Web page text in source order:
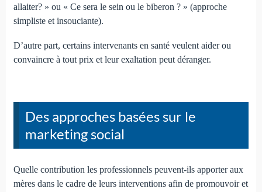
allaiter? » ou « Ce sera le sein ou le biberon ? » (approche
simpliste et insouciante).
D’autre part, certains intervenants en santé veulent aider ou
convaincre à tout prix et leur exaltation peut déranger.
Des approches basées sur le
marketing social
Quelle contribution les professionnels peuvent-ils apporter aux
mères dans le cadre de leurs interventions afin de promouvoir et